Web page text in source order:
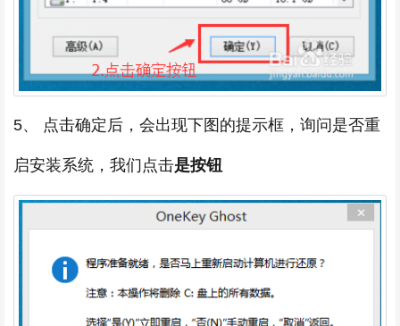
5、 点击确定后，会出现下图的提示框，询问是否重
启安装系统，我们点击是按钮